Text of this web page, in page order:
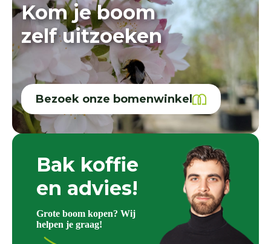
Kom je boom
zelf uitzoeken
Bezoek onze bomenwinkel
Bak koffie
en advies!
Grote boom kopen? Wij
helpen je graag!